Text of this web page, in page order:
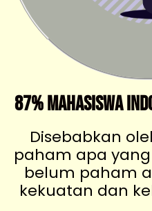
87% Mahasiswa
Disebabkan
paham apa
belum paham
kekuatan dan